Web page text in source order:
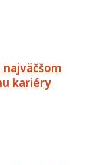
najväčšom
kariéry